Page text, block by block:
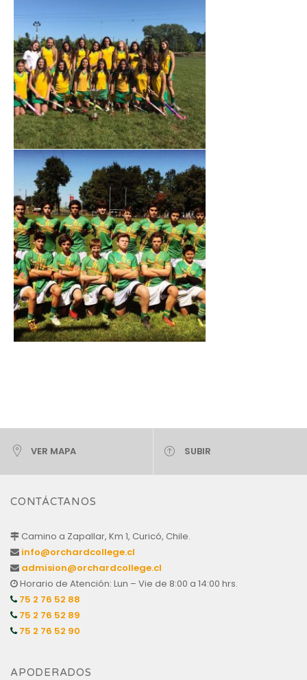
VER MAPA SUBIR
CONTÁCTANOS
Camino a Zapallar, Km 1, Curicó, Chile.
info@orchardcollege.cl
admision@orchardcollege.cl
Horario de Atención: Lun – Vie de 8:00 a 14:00 hrs.
75 2 76 52 88
75 2 76 52 89
75 2 76 52 90
APODERADOS